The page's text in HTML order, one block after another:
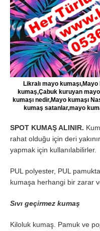
Likralı mayo
kumaş,Çabuk kuruyan
kumaşı nedir,Mayo kumaşı
kumaş satanlar,mayo
SPOT KUMAŞ ALINIR.
rahat olduğu için deri
yapmak için kullanılabilirler.
PUL polyester, PUL
kumaşa herhangi bir zarar
Sıvı geçirmez kumaş
Kiloluk kumaş. Pamuk ve